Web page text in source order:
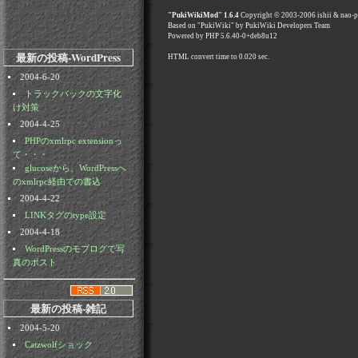
最新の投稿-WordPress
2004-6-20
トラックバックの文字化
け対策
2004-4-25
PHPのxmlrpc extensionっ
て・・・
glucoseから、WordPressへ
のxmlrpc経由での書込
2004-4-22
LINKタグのtype設定
2004-4-18
WordPressのモブログで写
真のポスト
最新の投稿-雑記
2004-5-20
Catzwolfショック
"PukiWikiMod" 1.6.4 Copyright © 2003-2006 ishii & nao-
Based on "PukiWiki" by PukiWiki Developers Team
Powered by PHP 5.6.40-0+deb8u12
HTML convert time to 0.020 sec.